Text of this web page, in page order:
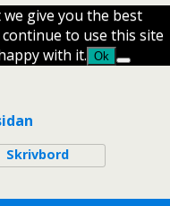
give you the best
to use this site
with it. Ok
Skrivbord